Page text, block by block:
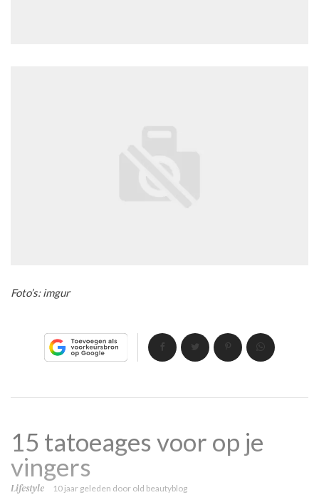
Foto’s: imgur
15 tatoeages voor op je
vingers
Lifestyle 10 jaar geleden door old beautyblog